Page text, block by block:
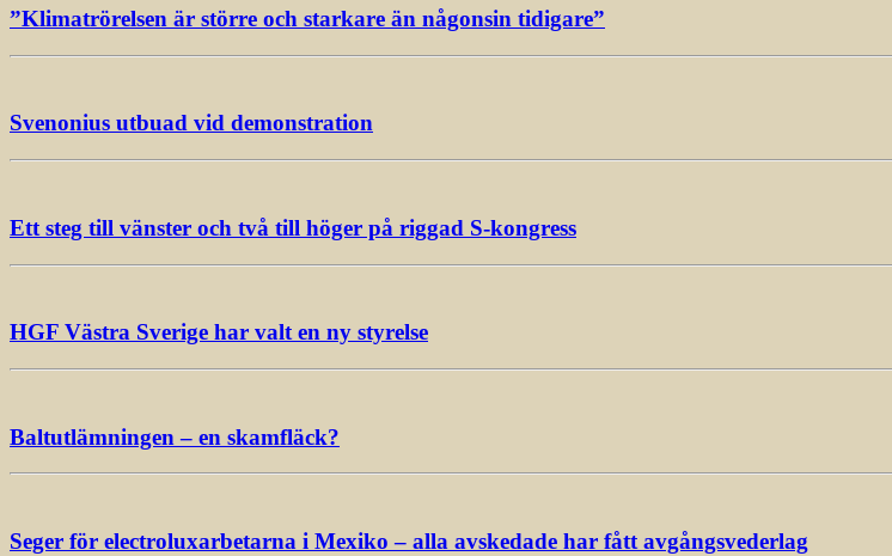
”Klimatrörelsen är större och starkare än någonsin tidigare”
Svenonius utbuad vid demonstration
Ett steg till vänster och två till höger på riggad S-kongress
HGF Västra Sverige har valt en ny styrelse
Baltutlämningen – en skamfläck?
Seger för electroluxarbetarna i Mexiko – alla avskedade har fått avgångsvederlag